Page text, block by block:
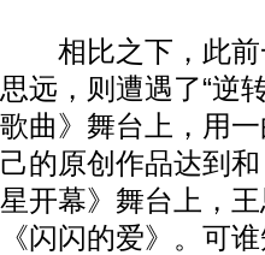
相比之下，此前
思远，则遭遇了“逆
歌曲》舞台上，用
己的原创作品达到
星开幕》舞台上，
《闪闪的爱》。可